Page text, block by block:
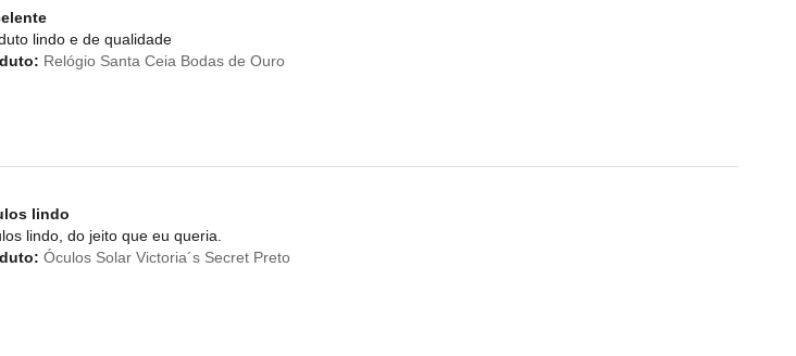
lindo e de qualidade
Relógio Santa Ceia Bodas de Ouro
lindo
lindo, do jeito que eu queria.
Óculos Solar Victoria´s Secret Preto